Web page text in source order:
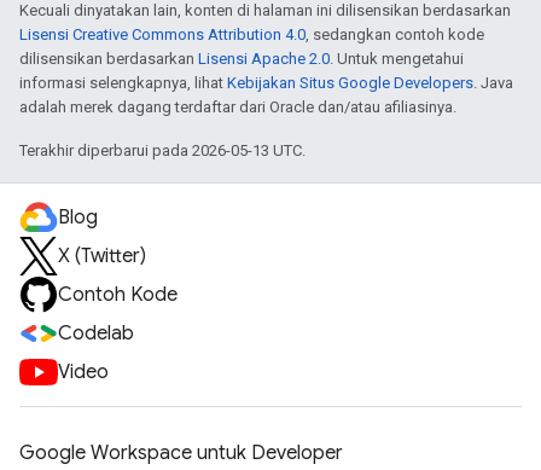
Kecuali dinyatakan lain, konten di halaman ini dilisensikan berdasarkan
Lisensi Creative Commons Attribution 4.0, sedangkan contoh kode
dilisensikan berdasarkan Lisensi Apache 2.0. Untuk mengetahui
informasi selengkapnya, lihat Kebijakan Situs Google Developers. Java
adalah merek dagang terdaftar dari Oracle dan/atau afiliasinya.
Terakhir diperbarui pada 2026-05-13 UTC.
Blog
X (Twitter)
Contoh Kode
Codelab
Video
Google Workspace untuk Developer